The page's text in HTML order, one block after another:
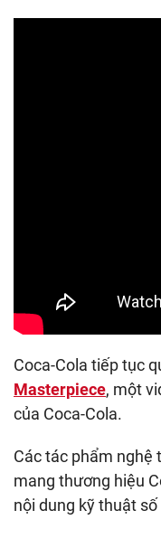
Coca-Cola tiếp tục
Masterpiece, một
của Coca-Cola.
Các tác phẩm nghệ
mang thương hiệu
nội dung kỹ thuật